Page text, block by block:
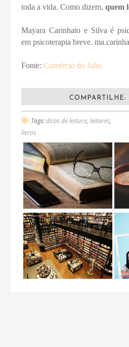
toda a vida. Como dizem,quem
Mayara Carinhato e Silva é
em psicoterapia breve.
Fonte:Comércio do Jahu
COMPARTILHE:
Tags:dicas de leitura,leitores,
livros